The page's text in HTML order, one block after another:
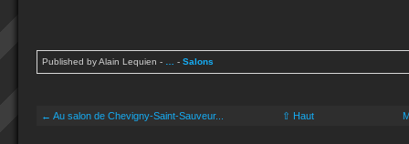
Published by Alain Lequien - - Salons
← Au salon de Chevigny-Saint-Sauveur... ⇧ Haut